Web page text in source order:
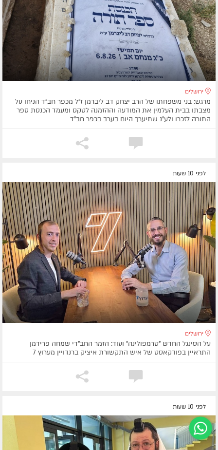
ירושלים
מרגש: בני משפחתו של הרב יצחק דב ליברמן ז"ל מכפר חב"ד הניחו על
מצבתו בבית העלמין את המודעה וההזמנה לטקס ומעמד הכנסת ספר
התורה לזכרו ולע"נ שתיערך היום בערב בכפר חב"ד
לפני 10 שעות
ירושלים
על הסינגל החדש "טרמפולינה" ועוד: הזמר החב"די שמחה פרידמן
התראיין בפודקאסט של איש התקשורת איציק ברנדויין מערוץ 7
לפני 10 שעות